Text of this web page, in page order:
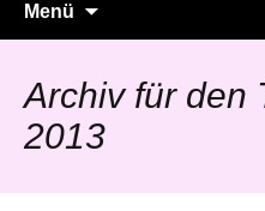
Menü
Archiv für den
2013